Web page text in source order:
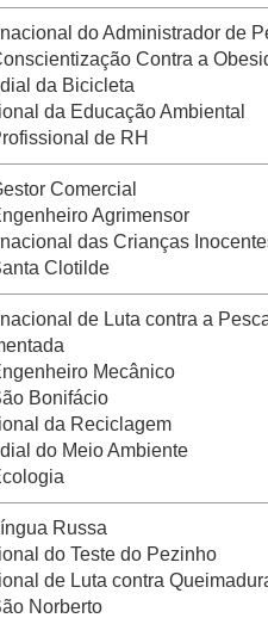
do Administrador de
Contra a
da Bicicleta
da Educação Ambiental
de RH
Comercial
Agrimensor
das Crianças
Clotilde
de Luta contra a
Mecânico
Bonifácio
da Reciclagem
do Meio Ambiente
Russa
do Teste do Pezinho
de Luta contra
Norberto